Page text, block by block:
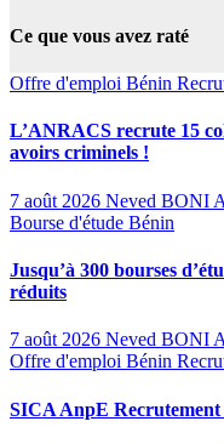
Ce que vous avez raté
Offre d'emploi Bénin
L’ANRACS recrute 15
avoirs criminels !
7 août 2026 Neved BONI
Bourse d'étude Bénin
Jusqu’à 300 bourses
réduits
7 août 2026 Neved BONI
Offre d'emploi Bénin
SICA AnpE